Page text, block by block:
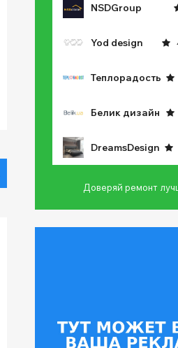
NSDGroup
Yod design
Теплорадость
Белик дизайн
DreamsDesign
Доверяй ремонт